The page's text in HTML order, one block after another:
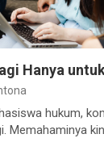
Hanya
hukum,
Memahaminya